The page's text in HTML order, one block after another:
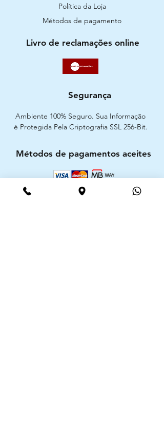
Política da Loja
Métodos de pagamento
Livro de reclamações online
Segurança
Ambiente 100% Seguro. Sua Informação
é Protegida Pela Criptografia SSL 256-Bit.
Métodos de pagamentos aceites